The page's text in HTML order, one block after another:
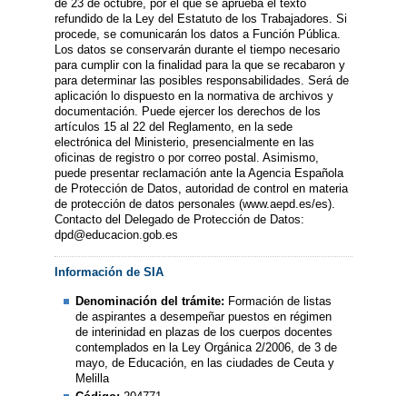
de 23 de octubre, por el que se aprueba el texto
refundido de la Ley del Estatuto de los Trabajadores. Si
procede, se comunicarán los datos a Función Pública.
Los datos se conservarán durante el tiempo necesario
para cumplir con la finalidad para la que se recabaron y
para determinar las posibles responsabilidades. Será de
aplicación lo dispuesto en la normativa de archivos y
documentación. Puede ejercer los derechos de los
artículos 15 al 22 del Reglamento, en la sede
electrónica del Ministerio, presencialmente en las
oficinas de registro o por correo postal. Asimismo,
puede presentar reclamación ante la Agencia Española
de Protección de Datos, autoridad de control en materia
de protección de datos personales (www.aepd.es/es).
Contacto del Delegado de Protección de Datos:
dpd@educacion.gob.es
Información de SIA
Denominación del trámite: Formación de listas
de aspirantes a desempeñar puestos en régimen
de interinidad en plazas de los cuerpos docentes
contemplados en la Ley Orgánica 2/2006, de 3 de
mayo, de Educación, en las ciudades de Ceuta y
Melilla